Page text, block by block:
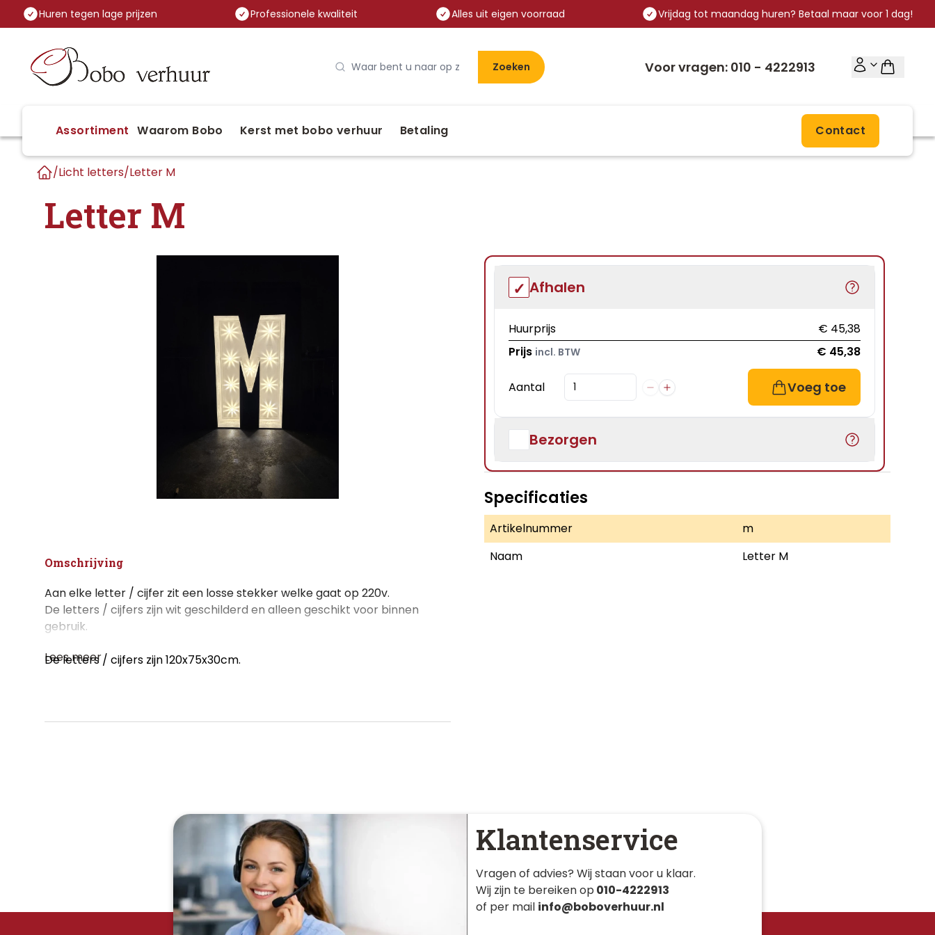
Huren tegen lage prijzen Professionele kwaliteit Alles uit eigen voorraad Vrijdag tot maandag huren? Betaal maar voor 1 dag!
Zoeken Voor vragen: 010 - 4222913
Assortiment Waarom Bobo Kerst met bobo verhuur Betaling Contact
/Licht letters/Letter M
Letter M
Omschrijving
Aan elke letter / cijfer zit een losse stekker welke gaat op 220v.
De letters / cijfers zijn wit geschilderd en alleen geschikt voor binnen
gebruik.
De letters / cijfers zijn 120x75x30cm.
Lees meer
Afhalen
Huurprijs
€ 45,38
Prijs incl. BTW € 45,38
Aantal Voeg toe
Bezorgen
Specificaties
Artikelnummer
m
Naam
Letter M
Klantenservice
Vragen of advies? Wij staan voor u klaar.
Wij zijn te bereiken op 010-4222913
of per mail info@boboverhuur.nl